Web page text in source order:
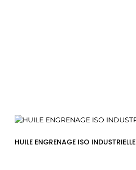
HUILE ENGRENAGE ISO INDUSTRIELLE